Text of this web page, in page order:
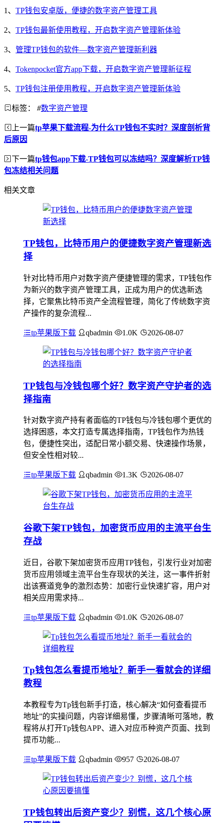
1、 TP钱包安卓版，便捷的数字资产管理工具
2、 TP钱包最新使用教程，开启数字资产管理新体验
3、 管理TP钱包的软件—数字资产管理新利器
4、 Tokenpocket官方app下载，开启数字资产管理新征程
5、 TP钱包注册使用教程，开启数字资产管理新体验
标签： #数字资产管理
上一篇tp苹果下载流程-为什么TP钱包不实时？深度剖析背
后原因
下一篇tp钱包app下载-TP钱包可以冻结吗？深度解析TP钱
包冻结相关问题
相关文章
TP钱包，比特币用户的便捷数字资产管理新选
择
针对比特币用户对数字资产便捷管理的需求，TP钱包作
为新兴的数字资产管理工具，正成为用户的优选新选
择，它聚焦比特币资产全流程管理，简化了传统数字资
产操作的复杂流程...
tp苹果版下载 qbadmin 1.0K 2026-08-07
TP钱包与冷钱包哪个好？数字资产守护者的选
择指南
针对数字资产持有者面临的TP钱包与冷钱包哪个更优的
选择困惑，本文打造专属选择指南，TP钱包作为热钱
包，便捷性突出，适配日常小额交易、快速操作场景，
但安全性相对较...
tp苹果版下载 qbadmin 1.3K 2026-08-07
谷歌下架TP钱包，加密货币应用的主流平台生
存战
近日，谷歌下架加密货币应用TP钱包，引发行业对加密
货币应用领域主流平台生存现状的关注，这一事件折射
出该赛道竞争的激烈态势：加密行业快速扩容，用户对
相关应用需求持...
tp苹果版下载 qbadmin 1.0K 2026-08-07
Tp钱包怎么看提币地址？新手一看就会的详细
教程
本教程专为Tp钱包新手打造，核心解决“如何查看提币
地址”的实操问题，内容详细易懂，步骤清晰可落地，教
程将从打开Tp钱包APP、进入对应币种资产页面、找到
提币功能...
tp苹果版下载 qbadmin 957 2026-08-07
TP钱包转出后资产变少？别慌，这几个核心原